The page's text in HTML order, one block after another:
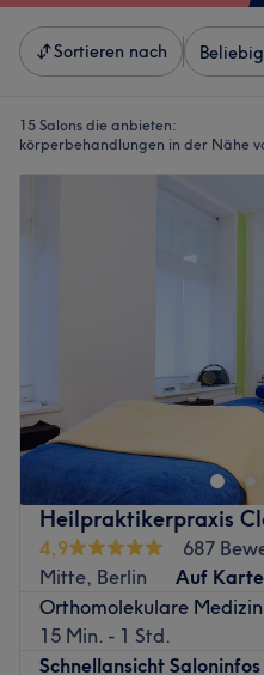
Sortieren nach
15 Salons die anbieten:
körperbehandlungen in der Nähe
Heilpraktikerpraxis
4,9
687
Mitte, Berlin
Auf
Orthomolekulare Medizin
15 Min. - 1 Std.
Schnellansicht Saloninfos